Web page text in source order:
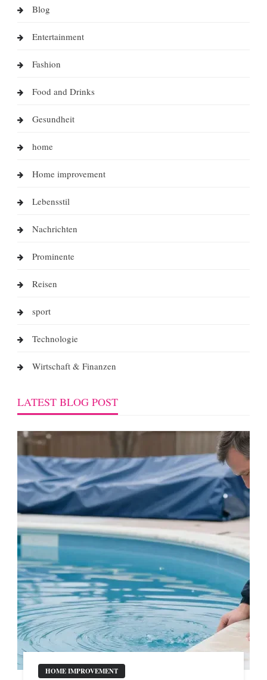
Blog
Entertainment
Fashion
Food and Drinks
Gesundheit
home
Home improvement
Lebensstil
Nachrichten
Prominente
Reisen
sport
Technologie
Wirtschaft & Finanzen
LATEST BLOG POST
HOME IMPROVEMENT